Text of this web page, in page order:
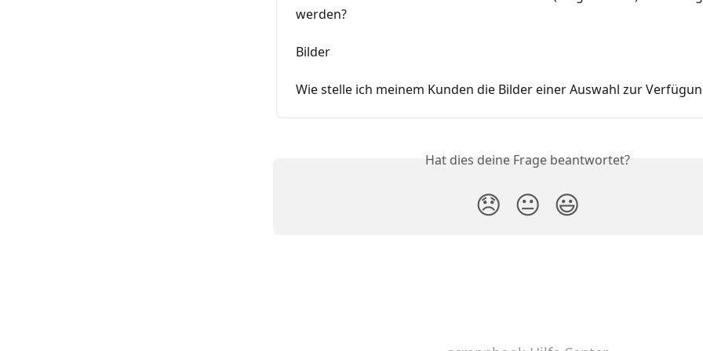
werden?
Bilder
Wie stelle ich meinem Kunden die Bilder einer Auswahl zur
Hat dies deine Frage beantwortet?
😞 😐 😃